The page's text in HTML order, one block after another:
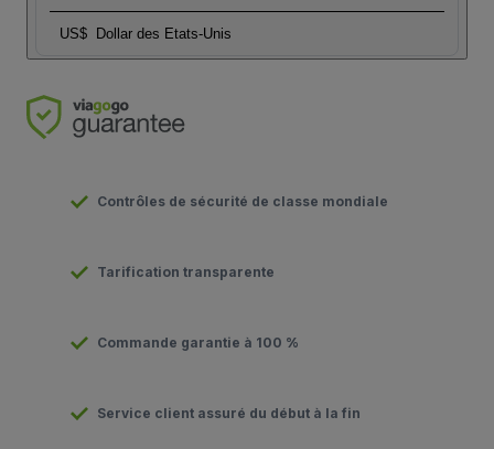
US$ Dollar des Etats-Unis
Contrôles de sécurité de classe mondiale
Tarification transparente
Commande garantie à 100 %
Service client assuré du début à la fin